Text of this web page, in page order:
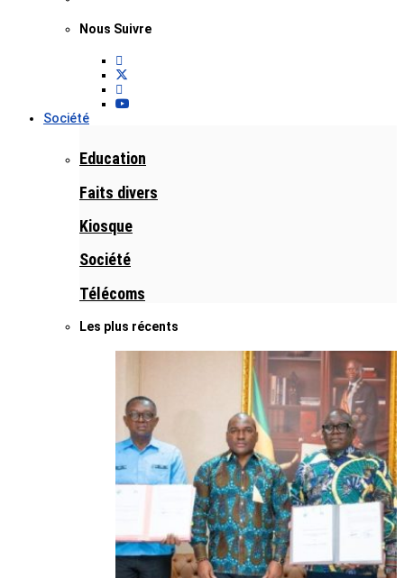
Nous Suivre
Société
Education
Faits divers
Kiosque
Société
Télécoms
Les plus récents